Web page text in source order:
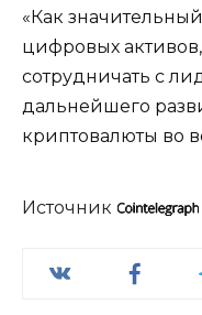
«Как
цифровых
сотрудничать с
дальнейшего
криптовалюты во
Источник